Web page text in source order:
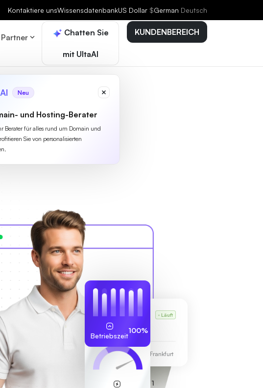
Kontaktiere unsWissensdatenbankUS Dollar $German Deutsch
Partner Chatten Sie
mit UltaAI
Neu
und Hosting-Berater
Berater für alles rund um Domain und
Sie von personalisierten
KUNDENBEREICH
Karls VPS Läuft
255.189.85.19
Rechenzentrum Frankfurt
1
Betriebszeit
100%